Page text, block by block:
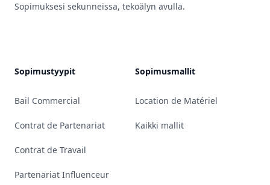
Sopimuksesi sekunneissa, tekoälyn avulla.
Sopimustyypit
Bail Commercial
Contrat de Partenariat
Contrat de Travail
Partenariat Influenceur
Sopimusmallit
Location de Matériel
Kaikki mallit